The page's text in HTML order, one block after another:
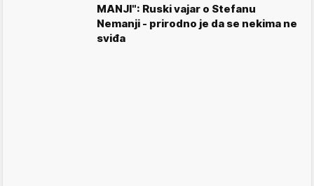
MANJI": Ruski vajar o Stefanu
Nemanji - prirodno je da se nekima ne
sviđa